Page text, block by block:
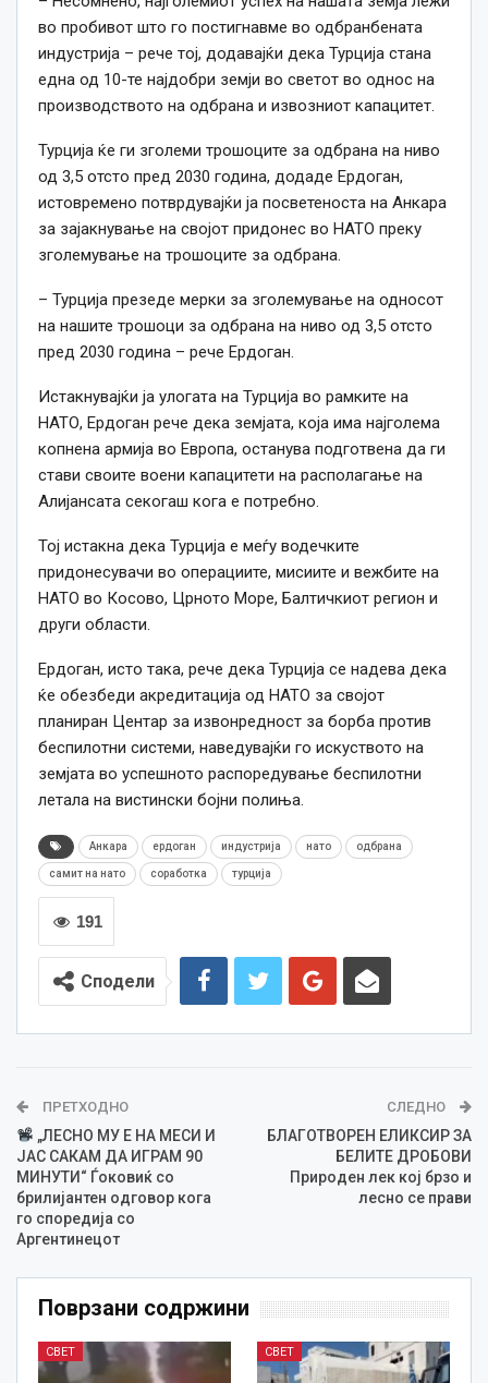
во пробивот што го постигнавме во одбранбената
индустрија – рече тој, додавајќи дека Турција стана
една од 10-те најдобри земји во светот во однос на
производството на одбрана и извозниот капацитет.
Турција ќе ги зголеми трошоците за одбрана на ниво
од 3,5 отсто пред 2030 година, додаде Ердоган,
истовремено потврдувајќи ја посветеноста на Анкара
за зајакнување на својот придонес во НАТО преку
зголемување на трошоците за одбрана.
– Турција презеде мерки за зголемување на односот
на нашите трошоци за одбрана на ниво од 3,5 отсто
пред 2030 година – рече Ердоган.
Истакнувајќи ја улогата на Турција во рамките на
НАТО, Ердоган рече дека земјата, која има најголема
копнена армија во Европа, останува подготвена да ги
стави своите воени капацитети на располагање на
Алијансата секогаш кога е потребно.
Тој истакна дека Турција е меѓу водечките
придонесувачи во операциите, мисиите и вежбите на
НАТО во Косово, Црното Море, Балтичкиот регион и
други области.
Ердоган, исто така, рече дека Турција се надева дека
ќе обезбеди акредитација од НАТО за својот
планиран Центар за извонредност за борба против
беспилотни системи, наведувајќи го искуството на
земјата во успешното распоредување беспилотни
летала на вистински бојни полиња.
Анкара ердоган индустрија нато одбрана
самит на нато соработка турција
191
Сподели
ПРЕТХОДНО
„ЛЕСНО МУ Е НА МЕСИ И
ЈАС САКАМ ДА ИГРАМ 90
МИНУТИ“ Ѓоковиќ со
брилијантен одговор кога
го споредија со
Аргентинецот
СЛЕДНО
БЛАГОТВОРЕН ЕЛИКСИР ЗА
БЕЛИТЕ ДРОБОВИ
Природен лек кој брзо и
лесно се прави
Поврзани содржини
СВЕТ СВЕТ